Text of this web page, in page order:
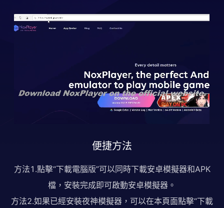
便捷方法
方法1.點擊“下載電腦版”可以同時下載安卓模擬器和APK
檔，安裝完成即可啟動安卓模擬器。
方法2.如果已經安裝夜神模擬器，可以在本頁面點擊“下載